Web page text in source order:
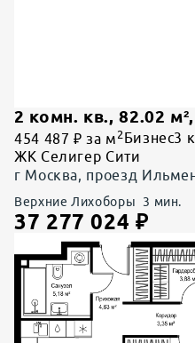
2 комн. кв., 82.02 м²,
454 487 ₽ за м 2 Бизнес3
ЖК Селигер Сити
г Москва, проезд
Верхние Лихоборы 3 мин.
37 277 024 ₽